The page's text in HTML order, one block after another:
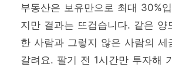
부동산은 보유만으로 최대 30%
지만 결과는 뜨겁습니다. 같은 양
한 사람과 그렇지 않은 사람의 세
갈려요. 팔기 전 1시간만 투자해